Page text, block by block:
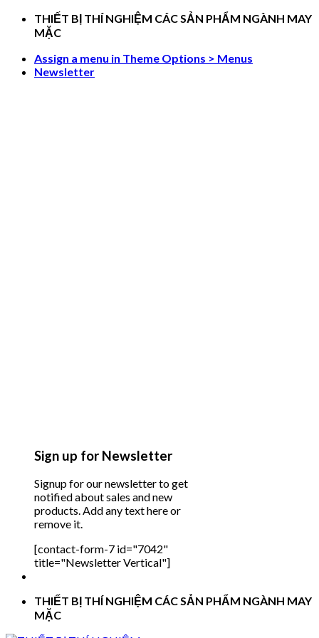
Skip
THIẾT BỊ THÍ NGHIỆM CÁC SẢN PHẨM NGÀNH MAY
MẶC
Assign a menu in Theme Options > Menus
Newsletter
Sign up for Newsletter
Signup for our newsletter to get
notified about sales and new
products. Add any text here or
remove it.
[contact-form-7 id="7042"
title="Newsletter Vertical"]
THIẾT BỊ THÍ NGHIỆM CÁC SẢN PHẨM NGÀNH MAY
MẶC